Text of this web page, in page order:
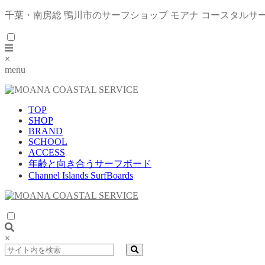
千葉・南房総 鴨川市のサーフショップ モアナ コースタルサ
×
menu
TOP
SHOP
BRAND
SCHOOL
ACCESS
年齢と向き合うサーフボード
Channel Islands SurfBoards
×